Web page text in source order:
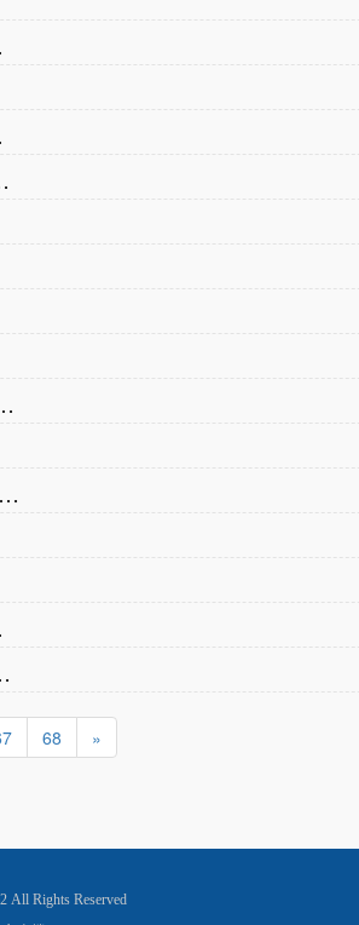
等工作
领域工作
新时代新征程“三农”工作
坚决防止“大棚房”问题回潮反弹 牢牢守住耕地红线
农业农村部召开常务会议 研究支持东北地区加快发展现代化大农业、强化农业建设项目管理等工作
治根基
全国乡村文化艺术展演季”答记者问
68 »
All Rights Reserved